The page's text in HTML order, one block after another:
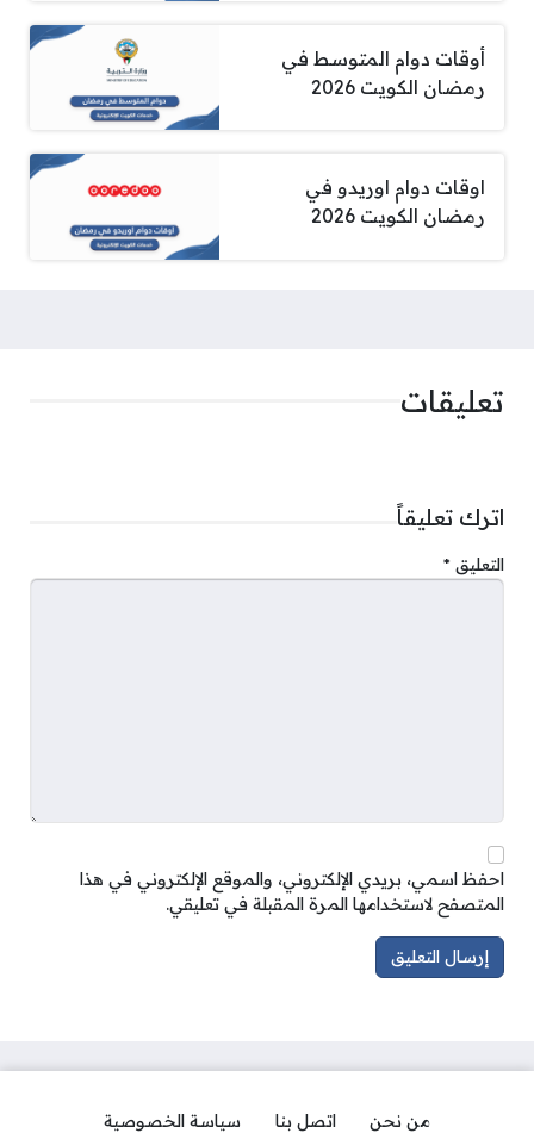
أوقات دوام المتوسط في
رمضان الكويت 2026
اوقات دوام اوريدو في
رمضان الكويت 2026
تعليقات
اترك تعليقاً
التعليق *
احفظ اسمي، بريدي الإلكتروني، والموقع الإلكتروني في هذا
المتصفح لاستخدامها المرة المقبلة في تعليقي.
من نحن اتصل بنا سياسة الخصوصية